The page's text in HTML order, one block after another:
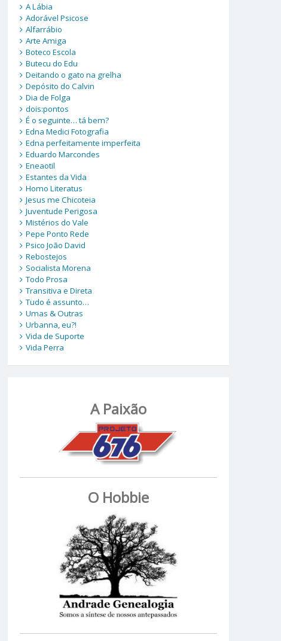
A Lábia
Adorável Psicose
Alfarrábio
Arte Amiga
Boteco Escola
Butecu do Edu
Deitando o gato na grelha
Depósito do Calvin
Dia de Folga
dois:pontos
É o seguinte… tá bem?
Edna Medici Fotografia
Edna perfeitamente imperfeita
Eduardo Marcondes
Eneaotil
Estantes da Vida
Homo Literatus
Jesus me Chicoteia
Juventude Perigosa
Mistérios do Vale
Pepe Ponto Rede
Psico João David
Rebostejos
Socialista Morena
Todo Prosa
Transitiva e Direta
Tudo é assunto…
Umas & Outras
Urbanna, eu?!
Vida de Suporte
Vida Perra
A Paixão
O Hobbie